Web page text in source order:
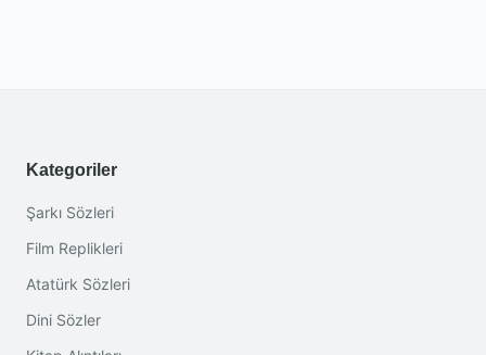
Kategoriler
Şarkı Sözleri
Film Replikleri
Atatürk Sözleri
Dini Sözler